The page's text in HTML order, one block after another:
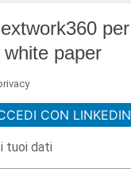
per
paper
CON LINKEDIN
tuoi dati